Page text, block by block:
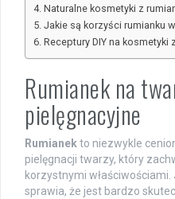
Naturalne kosmetyki z
Jakie są korzyści rumianku
Receptury DIY na kosmetyki
Rumianek na
pielęgnacyjne
Rumianekto niezwykle
pielęgnacji twarzy, który
korzystnymi właściwościami.
sprawia, że jest bardzo